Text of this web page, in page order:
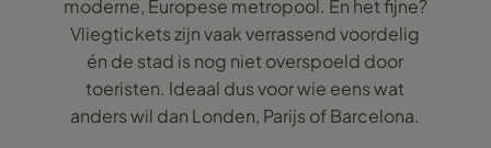
moderne, Europese metropool. En het fijne?
Vliegtickets zijn vaak verrassend voordelig
én de stad is nog niet overspoeld door
toeristen. Ideaal dus voor wie eens wat
anders wil dan Londen, Parijs of Barcelona.